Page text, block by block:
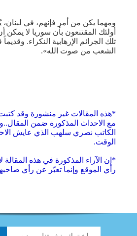
ومهما يكن من أمر فإنهم، في لبنان،
أولئك المقتنعون بأن سوريا لا
تلك الجرائم الإرهابية النكراء.
الشعب من صوت الله».
*هذه المقالات غير منشورة وقد
مع الاحداث المذكورة ضمن
الكاتب نصري سلهب الذي عايش
الوقت.
*إن الآراء المذكورة في هذه المقالة
رأي الموقع وإنما تعبّر عن رأي